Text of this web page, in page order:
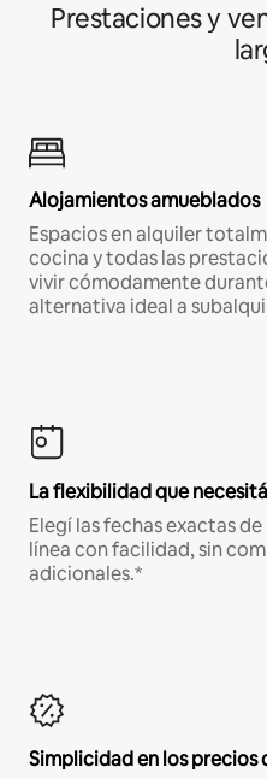
Prestaciones y
Alojamientos amueblados
Espacios en alquiler
cocina y todas las
vivir cómodamente
alternativa ideal a
La flexibilidad que
Elegí las fechas exactas
línea con facilidad, sin
adicionales.*
Simplicidad en los precios